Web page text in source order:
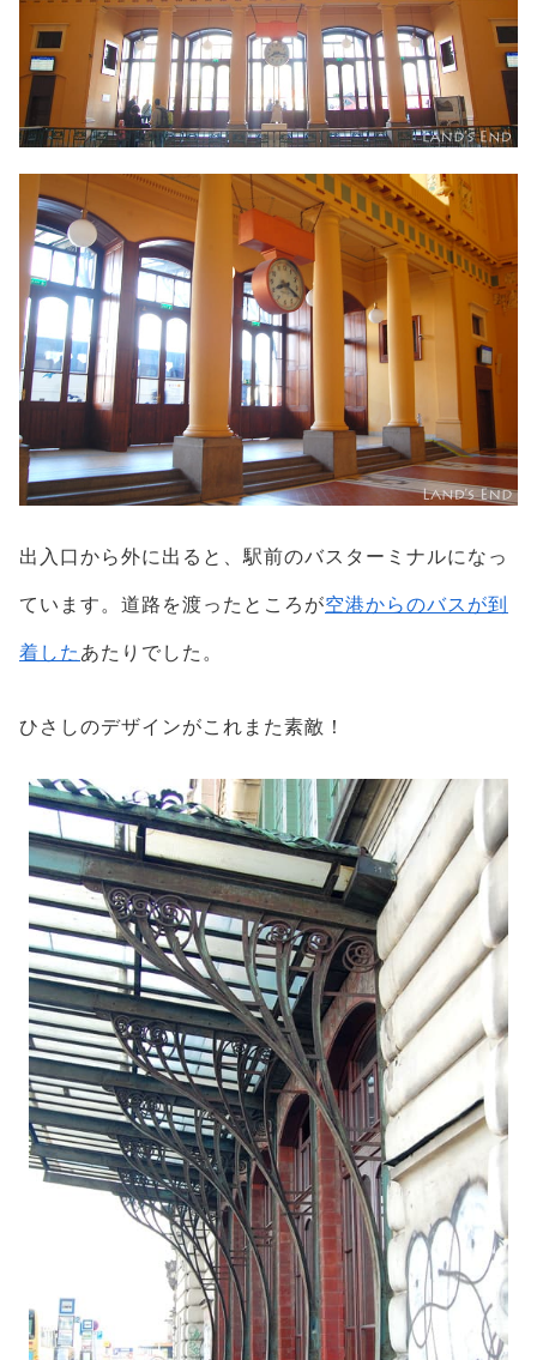
出入口から外に出ると、駅前のバスターミナルになっ
ています。道路を渡ったところが空港からのバスが到
着した あたりでした。
ひさしのデザインがこれまた素敵！